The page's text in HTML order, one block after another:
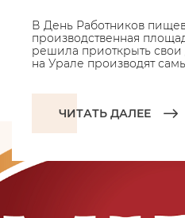
В День Работников
производственная
решила приоткрыть свои
на Урале производят
ЧИТАТЬ ДАЛЕЕ